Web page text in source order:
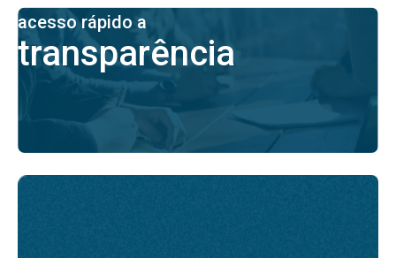
acesso rápido a
transparência